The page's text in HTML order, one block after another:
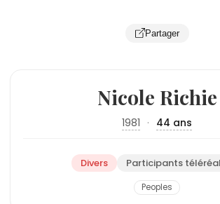
Partager
Nicole Richie
1981 · 44 ans
Divers Participants
Peoples